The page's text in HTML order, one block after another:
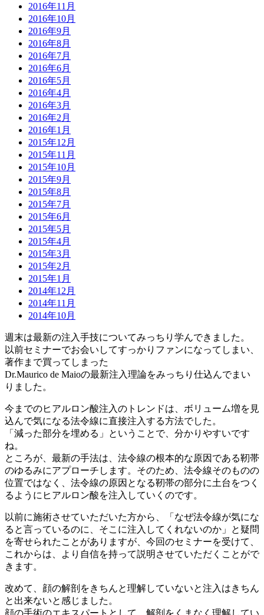
2016年11月
2016年10月
2016年9月
2016年8月
2016年7月
2016年6月
2016年5月
2016年4月
2016年3月
2016年2月
2016年1月
2015年12月
2015年11月
2015年10月
2015年9月
2015年8月
2015年7月
2015年6月
2015年5月
2015年4月
2015年3月
2015年2月
2015年1月
2014年12月
2014年11月
2014年10月
週末は最新の注入手技についてみっちり学んできました。
以前セミナーでお会いしてすっかりファンになってしまい、
著作まで買ってしまった
Dr.Maurico de Maioの最新注入理論をみっちり仕込んでまい
りました。
今までのヒアルロン酸注入のトレンドは、ボリューム増を見
込んで気になる法令線に直接注入する方法でした。
「減った部分を埋める」ということで、分かりやすいです
ね。
ところが、最新の手法は、法令線の根本的な原因である靭帯
のゆるみにアプローチします。そのため、法令線そのものの
位置ではなく、法令線の原因となる靭帯の部分に土台をつく
るようにヒアルロン酸を注入していくのです。
以前に施術させていただいた方から、「なぜ法令線が気にな
ると言っているのに、そこに注入してくれないのか」と疑問
を寄せられたことがありますが、今回のセミナーを受けて、
これからは、より自信を持って説明させていただくことがで
きます。
改めて、顔の解剖をきちんと理解していないと注入はきちん
と出来ないと感じました。
顔の手術のエキスパートとして、解剖をくまなく理解してい